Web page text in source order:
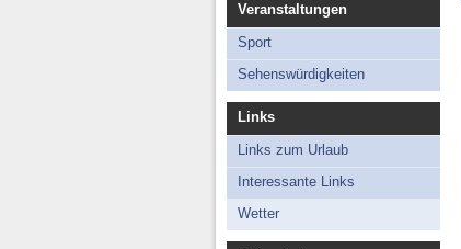
Veranstaltungen
Sport
Sehenswürdigkeiten
Links
Links zum Urlaub
Interessante Links
Wetter